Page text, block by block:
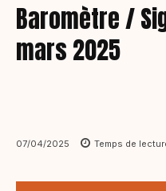
Baromètre /
mars 2025
07/04/2025 Temps de